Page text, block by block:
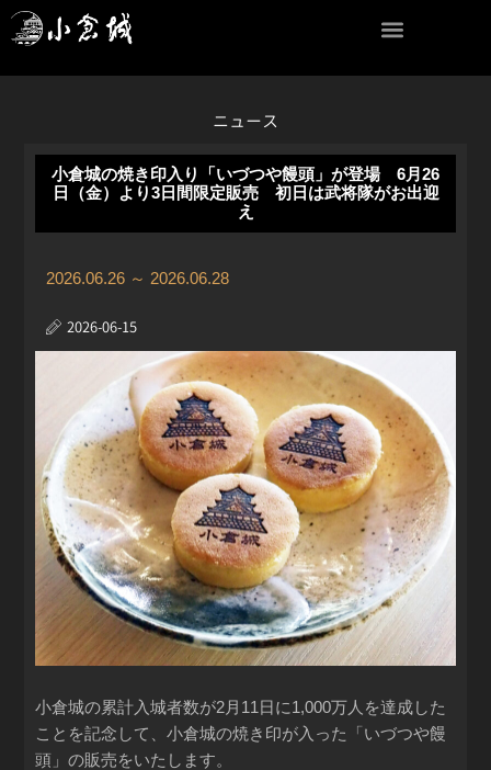
内
容
ニュース
小倉城の焼き印入り「いづつや饅頭」が登場 6月26
日（金）より3日間限定販売 初日は武将隊がお出迎
え
2026.06.26 ～ 2026.06.28
2026-06-15
小倉城の累計入城者数が2月11日に1,000万人を達成した
ことを記念して、小倉城の焼き印が入った「いづつや饅
頭」の販売をいたします。